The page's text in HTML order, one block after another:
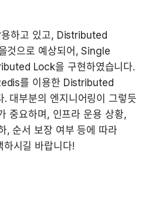
하고 있고, Distributed
것으로 예상되어, Single
Lock을 구현하였습니다.
를 이용한 Distributed
대부분의 엔지니어링이 그렇듯
중요하며, 인프라 운용 상황,
, 순서 보장 여부 등에 따라
하시길 바랍니다!